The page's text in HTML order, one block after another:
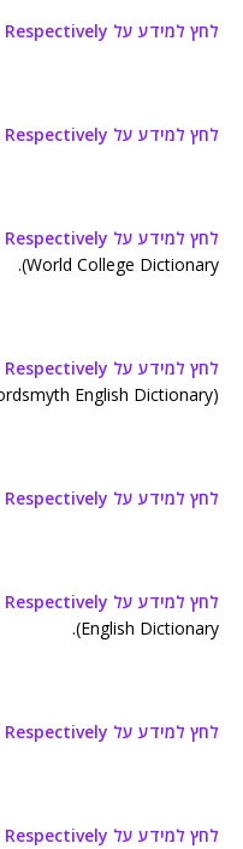
לחץ למידע על Respectively
לחץ למידע על Respectively
לחץ למידע על Respectively
World College Dictionary).
לחץ למידע על Respectively
(Wordsmyth English Dictionary).
לחץ למידע על Respectively
לחץ למידע על Respectively
English Dictionary).
לחץ למידע על Respectively
לחץ למידע על Respectively